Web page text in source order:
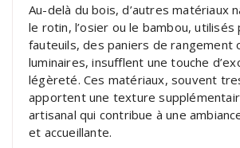
Au-delà du bois, d’autres matériaux
le rotin, l’osier ou le bambou, utilisés
fauteuils, des paniers de rangement
luminaires, insufflent une touche
légèreté. Ces matériaux, souvent
apportent une texture
artisanal qui contribue à une
et accueillante.